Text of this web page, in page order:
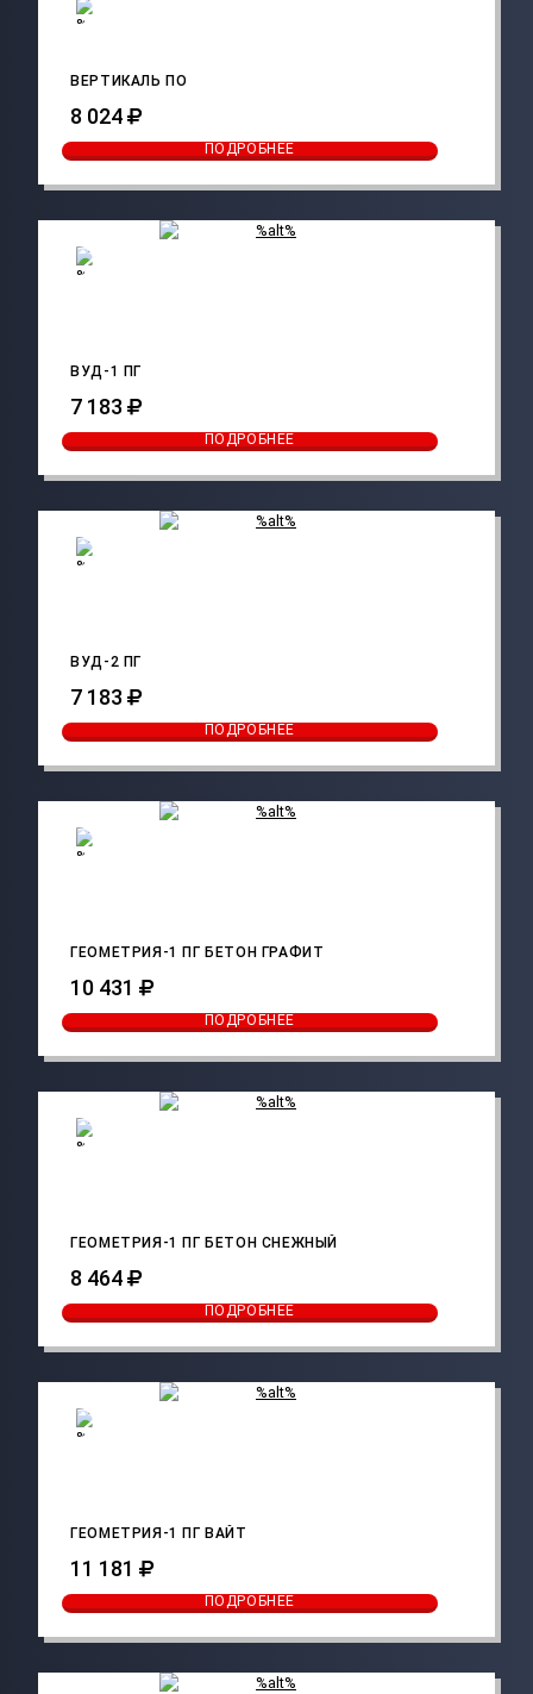
ВЕРТИКАЛЬ ПО
8 024
ПОДРОБНЕЕ
ВУД-1 ПГ
7 183
ПОДРОБНЕЕ
ВУД-2 ПГ
7 183
ПОДРОБНЕЕ
ГЕОМЕТРИЯ-1 ПГ БЕТОН ГРАФИТ
10 431
ПОДРОБНЕЕ
ГЕОМЕТРИЯ-1 ПГ БЕТОН СНЕЖНЫЙ
8 464
ПОДРОБНЕЕ
ГЕОМЕТРИЯ-1 ПГ ВАЙТ
11 181
ПОДРОБНЕЕ